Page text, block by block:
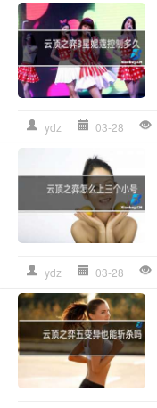
ydz 03-28
ydz 03-28